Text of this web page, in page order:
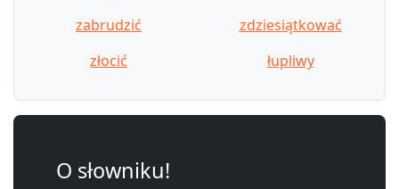
zabrudzić
zdziesiątkować
złocić
łupliwy
O słowniku!